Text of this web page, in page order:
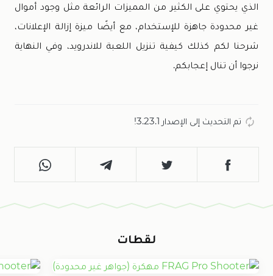
الذي يحتوي على الكثير من المميزات الرائعة مثل وجود أموال
غير محدودة جاهزة للإستخدام، مع أيضًا ميزة إزالة الإعلانات،
شرحنا لكم كذلك كيفية تنزيل اللعبة للاندرويد، وفي النهاية
نرجوا أن تنال إعجابكم.
تم التحديث إلى الإصدار 3.23.1!
لقطات